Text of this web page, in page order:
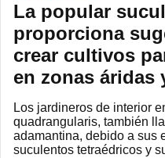
La popular
proporciona
crear cultivos
en zonas áridas
Los jardineros de interior
quadrangularis, también
adamantina, debido a sus
suculentos tetraédricos y